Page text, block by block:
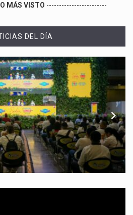
MÁS VISTO ------------------------
DEL DÍA